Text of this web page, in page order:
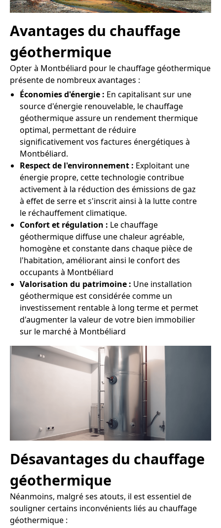
Avantages du chauffage
géothermique
Opter à Montbéliard pour le chauffage géothermique
présente de nombreux avantages :
Économies d'énergie : En capitalisant sur une
source d'énergie renouvelable, le chauffage
géothermique assure un rendement thermique
optimal, permettant de réduire
significativement vos factures énergétiques à
Montbéliard.
Respect de l'environnement : Exploitant une
énergie propre, cette technologie contribue
activement à la réduction des émissions de gaz
à effet de serre et s'inscrit ainsi à la lutte contre
le réchauffement climatique.
Confort et régulation : Le chauffage
géothermique diffuse une chaleur agréable,
homogène et constante dans chaque pièce de
l'habitation, améliorant ainsi le confort des
occupants à Montbéliard
Valorisation du patrimoine : Une installation
géothermique est considérée comme un
investissement rentable à long terme et permet
d'augmenter la valeur de votre bien immobilier
sur le marché à Montbéliard
Désavantages du chauffage
géothermique
Néanmoins, malgré ses atouts, il est essentiel de
souligner certains inconvénients liés au chauffage
géothermique :